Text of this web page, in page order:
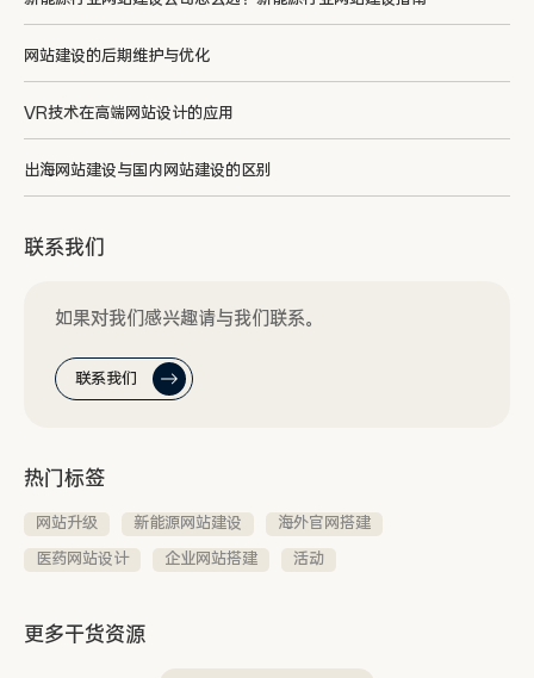
网站建设的后期维护与优化
VR技术在高端网站设计的应用
出海网站建设与国内网站建设的区别
联系我们
如果对我们感兴趣请与我们联系。
联系我们
热门标签
网站升级 新能源网站建设
海外官网搭建
医药网站设计
企业网站搭建 活动
更多干货资源